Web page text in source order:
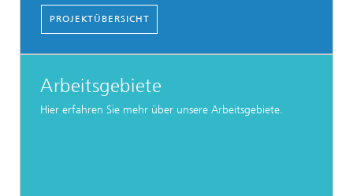
PROJEKTÜBERSICHT
Arbeitsgebiete
Hier erfahren Sie mehr über unsere Arbeitsgebiete.